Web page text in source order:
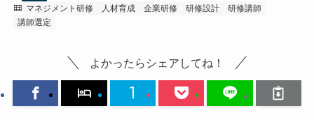
マネジメント研修
人材育成 企業研修 研修設計
研修講師
講師選定
よかったらシェアしてね！